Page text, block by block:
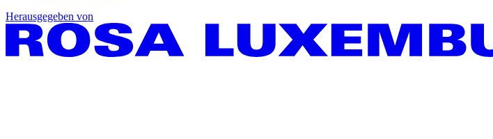
Herausgegeben von